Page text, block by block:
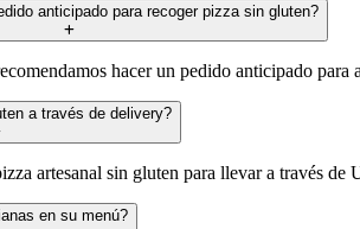
anticipado para recoger pizza sin gluten?
hacer un pedido anticipado
a través de delivery?
artesanal sin gluten para llevar a través
en su menú?